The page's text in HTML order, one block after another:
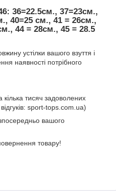
36=22.5см., 37=23см.,
40=25 см., 41 = 26см.,
44 = 28см., 45 = 28.5
устілки вашого взуття і
наявності потрібного
кілька тисяч задоволених
sport-tops.com.ua)
вашого
товару!